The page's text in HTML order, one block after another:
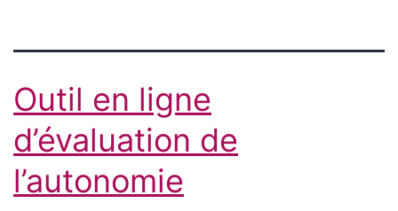
Outil en ligne
d’évaluation de
l’autonomie